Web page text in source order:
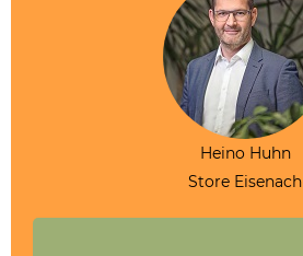
Heino Huhn
Store Eisenach